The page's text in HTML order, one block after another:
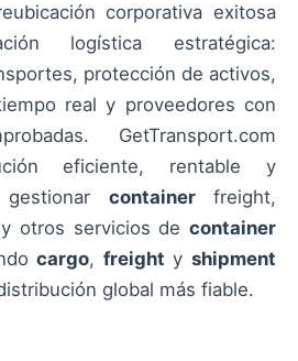
corporativa exitosa
logística estratégica:
protección de activos,
real y proveedores con
GetTransport.com
eficiente, rentable y
containerfreight,
otros servicios de container
cargo, freight yshipment
global más fiable.